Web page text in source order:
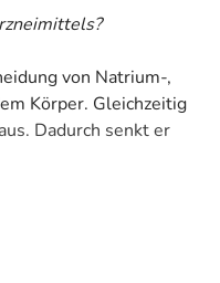
von Natrium-,
Körper. Gleichzeitig
Dadurch senkt er